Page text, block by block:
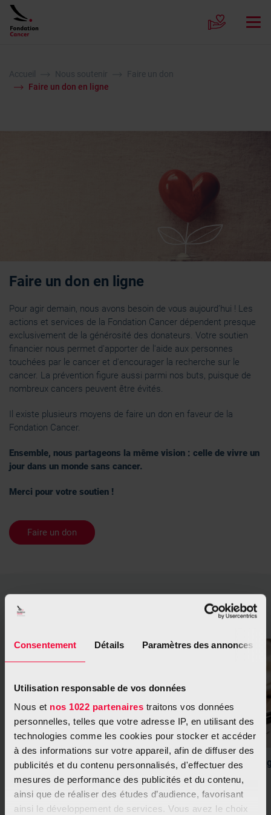
Consentement Détails Paramètres des annonces
Utilisation responsable de vos données
Nous et nos 1022 partenaires traitons vos données
personnelles, telles que votre adresse IP, en utilisant des
technologies comme les cookies pour stocker et accéder
à des informations sur votre appareil, afin de diffuser des
publicités et du contenu personnalisés, d'effectuer des
mesures de performance des publicités et du contenu,
ainsi que de réaliser des études d’audience, favorisant
ainsi le développement de services. Vous avez le choix
Accueil Nous soutenir
Faire un don
Faire un don en ligne
Faire un don en ligne
Pour agir demain, nous avons besoin de vous aujourd’hui ! Les
actions et services de la Fondation Cancer dépendent presque
exclusivement de la générosité des donateurs. Votre soutien
financier nous permet d'apporter de l'aide aux personnes
touchées par le cancer et d'encourager la recherche sur le
cancer. La prévention figure aussi parmi nos buts, puisque de
nombreux cancers peuvent être évités.
Il existe plusieurs moyens de faire un don en faveur de la
Fondation Cancer.
Ensemble, nous partageons la même vision : celle de vivre un
jour dans un monde sans cancer.
Merci pour votre soutien !
Faire un don
Ce qui pourrait vous intéresser aussi
Faire un don régulier Faire un